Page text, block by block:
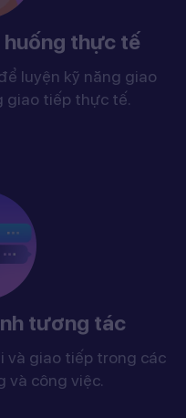
huống thực tế
luyện kỹ năng giao
giao tiếp thực tế.
tương tác
và giao tiếp trong các
và công việc.